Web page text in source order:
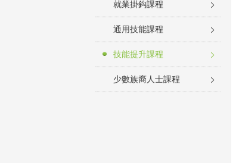
就業掛鈎課程
通用技能課程
技能提升課程
少數族裔人士課程